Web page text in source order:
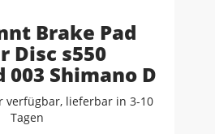
Brake Pad
Disc s550
003 Shimano D
verfügbar, lieferbar in 3-10
Tagen